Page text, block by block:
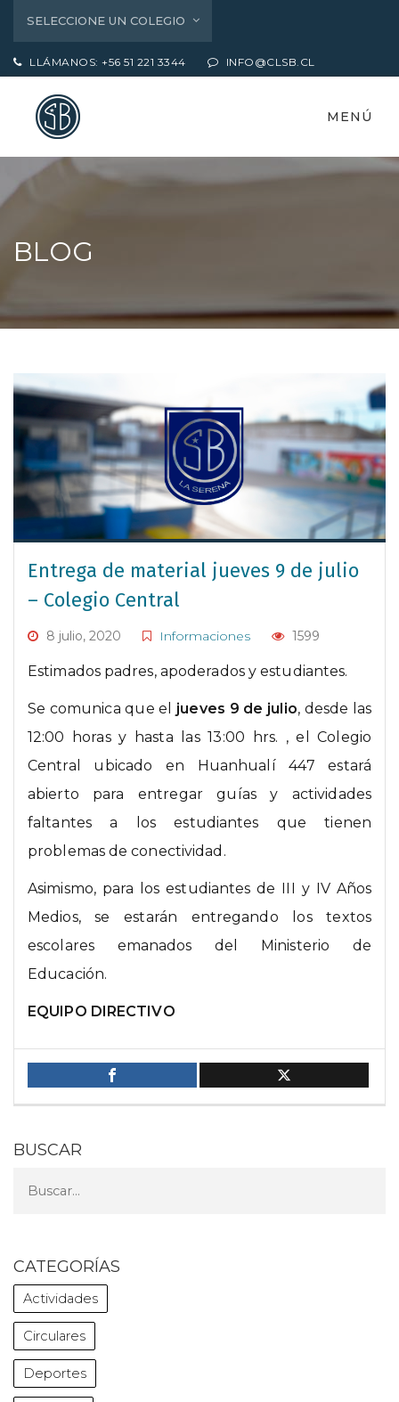
SELECCIONE UN COLEGIO
LLÁMANOS: +56 51 221 3344 INFO@CLSB.CL
MENÚ
BLOG
Entrega de material jueves 9 de julio
– Colegio Central
8 julio, 2020 Informaciones 1599
Estimados padres, apoderados y estudiantes.
Se comunica que el jueves 9 de julio, desde las
12:00 horas y hasta las 13:00 hrs. , el Colegio
Central ubicado en Huanhualí 447 estará
abierto para entregar guías y actividades
faltantes a los estudiantes que tienen
problemas de conectividad.
Asimismo, para los estudiantes de III y IV Años
Medios, se estarán entregando los textos
escolares emanados del Ministerio de
Educación.
EQUIPO DIRECTIVO
BUSCAR
CATEGORÍAS
Actividades
Circulares
Deportes